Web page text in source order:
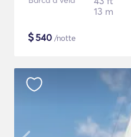
13 m
$540 /notte